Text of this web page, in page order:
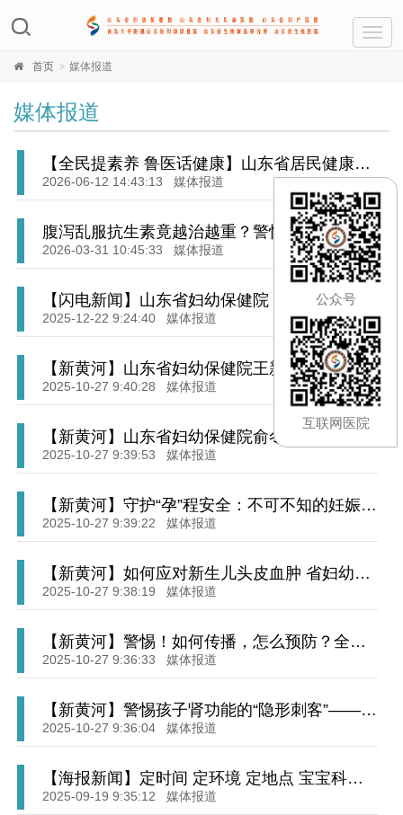
首页 媒体报道
媒体报道
【全民提素养 鲁医话健康】山东省居民健康应
知应会30条（2026年版）第一条
2026-06-12 14:43:13 媒体报道
腹泻乱服抗生素竟越治越重？警惕艰难梭菌感
染找上门 | “医”点就透
2026-03-31 10:45:33 媒体报道
【闪电新闻】山东省妇幼保健院：健康科普进
社区 专家义诊暖人心
2025-12-22 9:24:40 媒体报道
【新黄河】山东省妇幼保健院王新波：精研微
创破难题，做女性健康“定心丸”
2025-10-27 9:40:28 媒体报道
【新黄河】山东省妇幼保健院俞冬熠：深耕医
学遗传领域，解码基因守护齐鲁新生
2025-10-27 9:39:53 媒体报道
【新黄河】守护“孕”程安全：不可不知的妊娠高
血压疾病
2025-10-27 9:39:22 媒体报道
【新黄河】如何应对新生儿头皮血肿 省妇幼专
家支招
2025-10-27 9:38:19 媒体报道
【新黄河】警惕！如何传播，怎么预防？全面
了解幽门螺杆菌 | “医”点就透
2025-10-27 9:36:33 媒体报道
【新黄河】警惕孩子肾功能的“隐形刺客”——膀
胱输尿管反流 | “医”点就透
2025-10-27 9:36:04 媒体报道
【海报新闻】定时间 定环境 定地点 宝宝科学
喂养要遵循“三定三多”原则
2025-09-19 9:35:12 媒体报道
公众号
互联网医院